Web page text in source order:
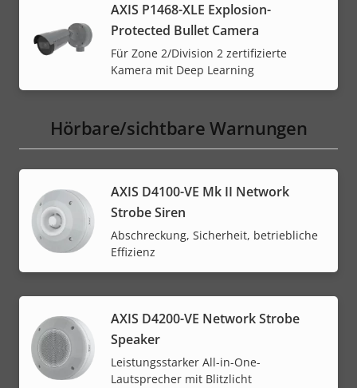
AXIS P1468-XLE Explosion-
Protected Bullet Camera
Für Zone 2/Division 2 zertifizierte
Kamera mit Deep Learning
Hörbare/sichtbare Warnungen
AXIS D4100-VE Mk II Network
Strobe Siren
Abschreckung, Sicherheit, betriebliche
Effizienz
AXIS D4200-VE Network Strobe
Speaker
Leistungsstarker All-in-One-
Lautsprecher mit Blitzlicht